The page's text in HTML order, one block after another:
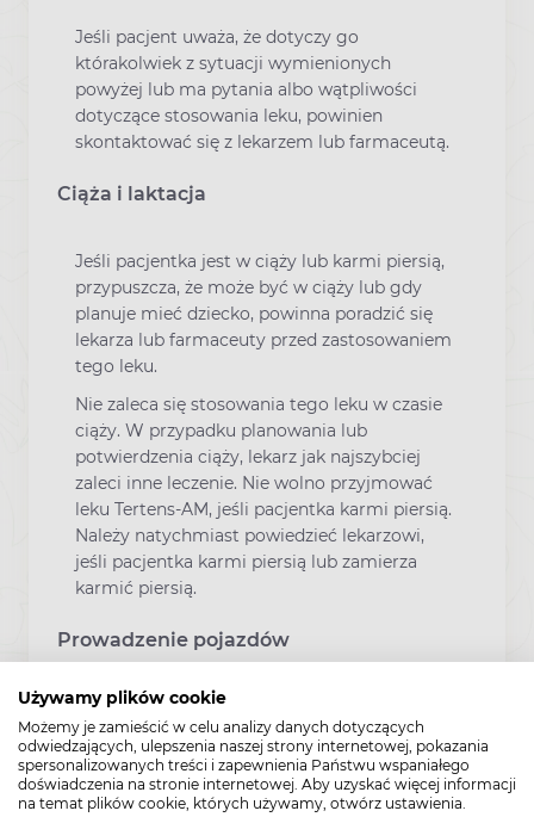
Używamy plików cookie
Możemy je zamieścić w celu analizy danych dotyczących
odwiedzających, ulepszenia naszej strony internetowej, pokazania
spersonalizowanych treści i zapewnienia Państwu wspaniałego
doświadczenia na stronie internetowej. Aby uzyskać więcej informacji
na temat plików cookie, których używamy, otwórz ustawienia.
Jeśli pacjent uważa, że dotyczy go
którakolwiek z sytuacji wymienionych
powyżej lub ma pytania albo wątpliwości
dotyczące stosowania leku, powinien
skontaktować się z lekarzem lub farmaceutą.
Ciąża i laktacja
Jeśli pacjentka jest w ciąży lub karmi piersią,
przypuszcza, że może być w ciąży lub gdy
planuje mieć dziecko, powinna poradzić się
lekarza lub farmaceuty przed zastosowaniem
tego leku.
Nie zaleca się stosowania tego leku w czasie
ciąży. W przypadku planowania lub
potwierdzenia ciąży, lekarz jak najszybciej
zaleci inne leczenie. Nie wolno przyjmować
leku Tertens-AM, jeśli pacjentka karmi piersią.
Należy natychmiast powiedzieć lekarzowi,
jeśli pacjentka karmi piersią lub zamierza
karmić piersią.
Prowadzenie pojazdów
Tertens-AM może wpływać na zdolność
prowadzenia pojazdów lub obsługiwania
maszyn. Jeśli tabletki powodują, że pacjent
czuje nudności, ma zawroty głowy, jest
zmęczony albo ma bóle głowy, nie należy